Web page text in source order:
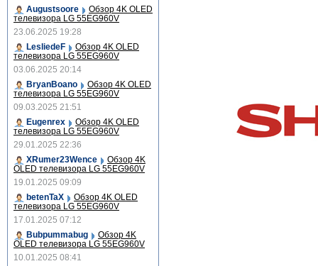
Augustsoore
Обзор 4K OLED
телевизора LG 55EG960V
23.06.2025 19:28
LesliedeF
Обзор 4K OLED
телевизора LG 55EG960V
03.06.2025 20:14
BryanBoano
Обзор 4K OLED
телевизора LG 55EG960V
09.03.2025 21:51
Eugenrex
Обзор 4K OLED
телевизора LG 55EG960V
29.01.2025 22:36
XRumer23Wence
Обзор 4K
OLED телевизора LG 55EG960V
19.01.2025 09:09
betenTaX
Обзор 4K OLED
телевизора LG 55EG960V
17.01.2025 07:12
Bubpummabug
Обзор 4K
OLED телевизора LG 55EG960V
10.01.2025 08:41